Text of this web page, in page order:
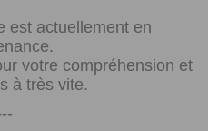
est actuellement en
votre compréhension et
à très vite.